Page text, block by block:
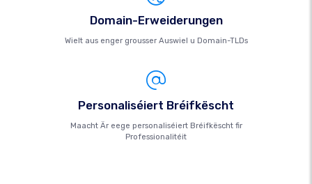
Domain-Erweiderungen
Wielt aus enger grousser Auswiel u Domain-TLDs
Personaliséiert Bréifkëscht
Maacht Är eege personaliséiert Bréifkëscht fir
Professionalitéit